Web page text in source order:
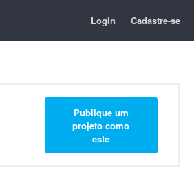
Login Cadastre-se
Publique um
projeto como
este